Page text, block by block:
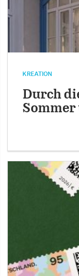
KREATION
Durch
Sommer